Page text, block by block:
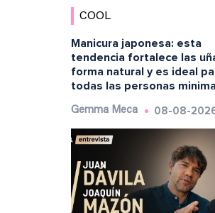
COOL
Manicura japonesa: esta
tendencia fortalece las
forma natural y es ideal
todas las personas
Gemma Meca 08-08-